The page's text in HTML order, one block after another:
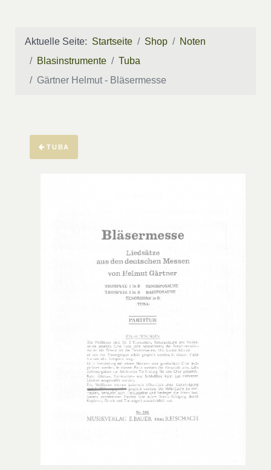
Aktuelle Seite: Startseite Shop
Noten
Blasinstrumente
Tuba
Gärtner Helmut - Bläsermesse
TUBA